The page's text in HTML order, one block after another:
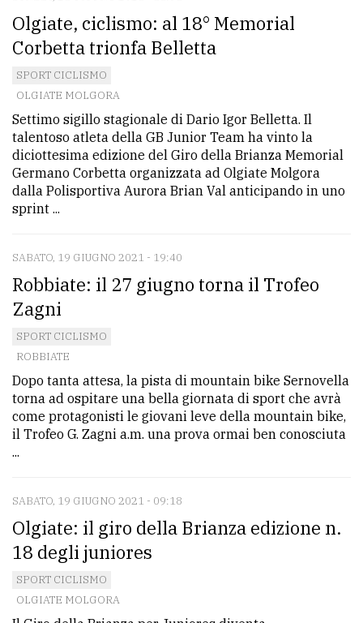
Olgiate, ciclismo: al 18° Memorial
Corbetta trionfa Belletta
SPORT CICLISMO
OLGIATE MOLGORA
Settimo sigillo stagionale di Dario Igor Belletta. Il
talentoso atleta della GB Junior Team ha vinto la
diciottesima edizione del Giro della Brianza Memorial
Germano Corbetta organizzata ad Olgiate Molgora
dalla Polisportiva Aurora Brian Val anticipando in uno
sprint ...
SABATO, 19 GIUGNO 2021 - 19:40
Robbiate: il 27 giugno torna il Trofeo
Zagni
SPORT CICLISMO
ROBBIATE
Dopo tanta attesa, la pista di mountain bike Sernovella
torna ad ospitare una bella giornata di sport che avrà
come protagonisti le giovani leve della mountain bike,
il Trofeo G. Zagni a.m. una prova ormai ben conosciuta
...
SABATO, 19 GIUGNO 2021 - 09:18
Olgiate: il giro della Brianza edizione n.
18 degli juniores
SPORT CICLISMO
OLGIATE MOLGORA